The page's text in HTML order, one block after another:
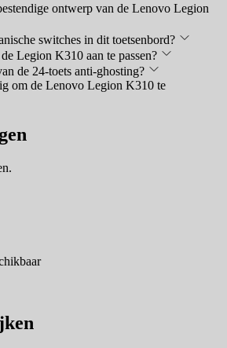
ontwerp van de Lenovo Legion
switches in dit toetsenbord?
Legion K310 aan te passen?
de 24-toets anti-ghosting?
om de Lenovo Legion K310 te